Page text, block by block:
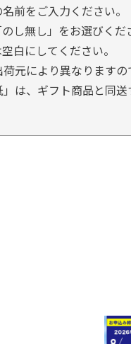
前をご入力ください。
し無し」をお選びくだ
白にしてください。
元により異なりますの
」は、ギフト商品と同